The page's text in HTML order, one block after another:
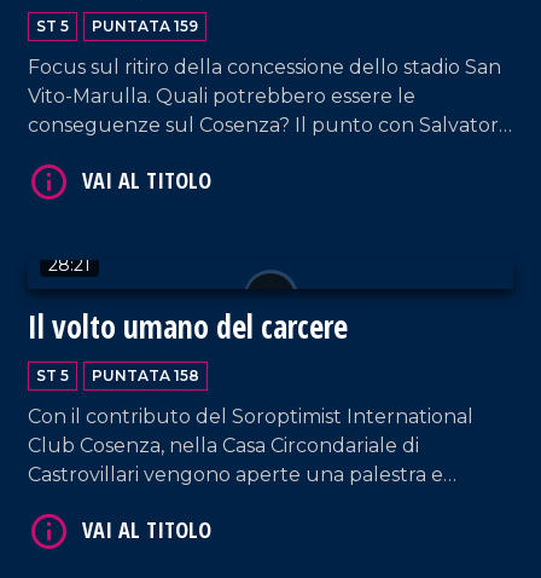
ST 5 PUNTATA 159
Focus sul ritiro della concessione dello stadio San
Vito-Marulla. Quali potrebbero essere le
conseguenze sul Cosenza? Il punto con Salvatore
Pagliuso; l'esperto di regolamenti federali Bruno
28:21
Il volto umano del carcere
ST 5 PUNTATA 158
Con il contributo del Soroptimist International
Club Cosenza, nella Casa Circondariale di
Castrovillari vengono aperte una palestra e
puntata, intervengono: il direttore del carcere
VAI AL TITOLO